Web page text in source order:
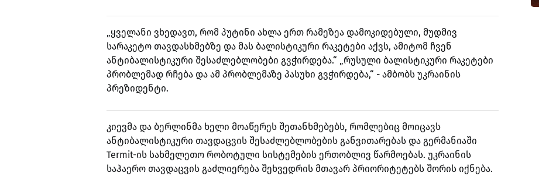
„ყველანი ვხედავთ, რომ პუტინი ახლა ერთ რამეზეა დამოკიდებული, მუდმივ
სარაკეტო თავდასხმებზე და მას ბალისტიკური რაკეტები აქვს, ამიტომ ჩვენ
ანტიბალისტიკური შესაძლებლობები გვჭირდება.“ „რუსული ბალისტიკური რაკეტები
პრობლემად რჩება და ამ პრობლემაზე პასუხი გვჭირდება,“ - ამბობს უკრაინის
პრეზიდენტი.
კიევმა და ბერლინმა ხელი მოაწერეს შეთანხმებებს, რომლებიც მოიცავს
ანტიბალისტიკური თავდაცვის შესაძლებლობების განვითარებას და გერმანიაში
Termit-ის სახმელეთო რობოტული სისტემების ერთობლივ წარმოებას. უკრაინის
საჰაერო თავდაცვის გაძლიერება შეხვედრის მთავარ პრიორიტეტებს შორის იქნება.